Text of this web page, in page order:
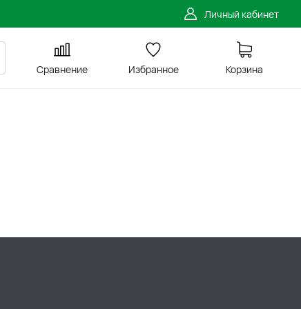
Личный кабинет
Сравнение Избранное Корзина